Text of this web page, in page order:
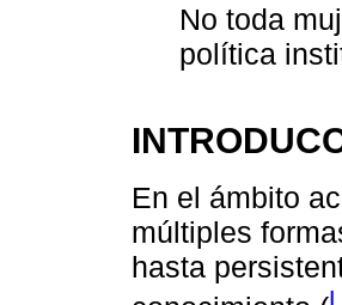
No toda
política
En el ámbito
múltiples
hasta